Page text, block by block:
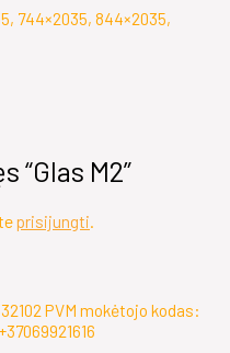
744×2035, 844×2035,
M2”
prisijungti
PVM mokėtojo kodas: